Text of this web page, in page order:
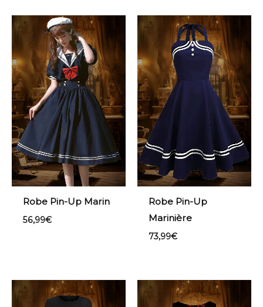
Robe Pin-Up Marin
56,99€
Robe Pin-Up
Marinière
73,99€
Plage
de
Plage
de